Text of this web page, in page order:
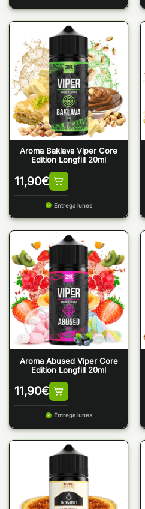
Aroma Baklava Viper Core
Edition Longfill 20ml
11,90€
Entrega lunes
Aroma Abused Viper Core
Edition Longfill 20ml
11,90€
Entrega lunes